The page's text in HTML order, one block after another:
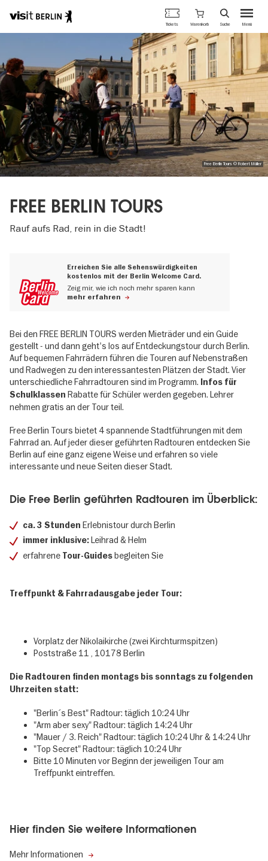
Inhalt
Berlins
offizielles
Menü
Tickets Warenkorb Suche
Free Berlin Tours © Robert Müller
FREE BERLIN TOURS
Rauf aufs Rad, rein in die Stadt!
Erreichen Sie alle Sehenswürdigkeiten
kostenlos mit der Berlin Welcome Card.
Zeig mir, wie ich noch mehr sparen kann
mehr erfahren
Bei den FREE BERLIN TOURS werden Mieträder und ein Guide
gestellt - und dann geht's los auf Entdeckungstour durch Berlin.
Auf bequemen Fahrrädern führen die Touren auf Nebenstraßen
und Radwegen zu den interessantesten Plätzen der Stadt. Vier
unterschiedliche Fahrradtouren sind im Programm. Infos für
Schulklassen Rabatte für Schüler werden gegeben. Lehrer
nehmen gratis an der Tour teil.
Free Berlin Tours bietet 4 spannende Stadtführungen mit dem
Fahrrad an. Auf jeder dieser geführten Radtouren entdecken Sie
Berlin auf eine ganz eigene Weise und erfahren so viele
interessante und neue Seiten dieser Stadt.
Die Free Berlin geführten Radtouren im Überblick:
ca. 3 Stunden Erlebnistour durch Berlin
immer inklusive: Leihrad & Helm
erfahrene Tour-Guidesbegleiten Sie
Treffpunkt & Fahrradausgabe jeder Tour:
Vorplatz der Nikolaikirche (zwei Kirchturmspitzen)
Poststraße 11 , 10178 Berlin
Die Radtouren finden montags bis sonntags zu folgenden
Uhrzeiten statt:
"Berlin´s Best" Radtour: täglich 10:24 Uhr
"Arm aber sexy" Radtour: täglich 14:24 Uhr
"Mauer / 3. Reich" Radtour: täglich 10:24 Uhr & 14:24 Uhr
"Top Secret" Radtour: täglich 10:24 Uhr
Bitte 10 Minuten vor Beginn der jeweiligen Tour am
Treffpunkt eintreffen.
Hier finden Sie weitere Informationen
Mehr Informationen